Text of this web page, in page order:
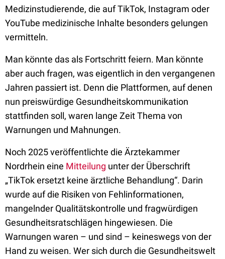
Medizinstudierende, die auf TikTok, Instagram oder
YouTube medizinische Inhalte besonders gelungen
vermitteln.
Man könnte das als Fortschritt feiern. Man könnte
aber auch fragen, was eigentlich in den vergangenen
Jahren passiert ist. Denn die Plattformen, auf denen
nun preiswürdige Gesundheitskommunikation
stattfinden soll, waren lange Zeit Thema von
Warnungen und Mahnungen.
Noch 2025 veröffentlichte die Ärztekammer
Nordrhein eine Mitteilung unter der Überschrift
„TikTok ersetzt keine ärztliche Behandlung“. Darin
wurde auf die Risiken von Fehlinformationen,
mangelnder Qualitätskontrolle und fragwürdigen
Gesundheitsratschlägen hingewiesen. Die
Warnungen waren – und sind – keineswegs von der
Hand zu weisen. Wer sich durch die Gesundheitswelt